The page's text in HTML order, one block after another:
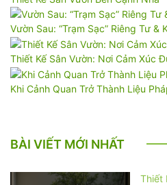
Vườn Sau: “Trạm Sạc” Riêng Tư &
Thiết Kế Sân Vườn: Nơi Cảm Xúc
Khi Cảnh Quan Trở Thành Liệu
BÀI VIẾT MỚI NHẤT
Thiết